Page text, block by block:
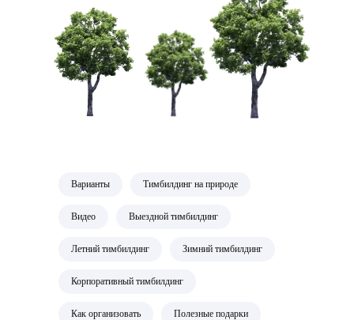
Варианты Тимбилдинг на природе
Видео Выездной тимбилдинг
Летний тимбилдинг Зимний тимбилдинг
Корпоративный тимбилдинг
Как организовать Полезные подарки